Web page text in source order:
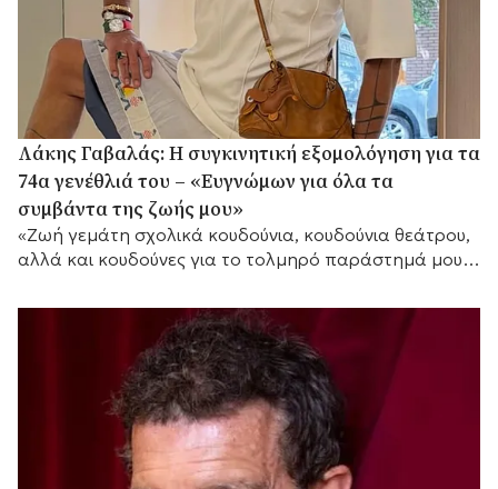
Λάκης Γαβαλάς: Η συγκινητική εξομολόγηση για τα
74α γενέθλιά του – «Ευγνώμων για όλα τα
συμβάντα της ζωής μου»
«Ζωή γεμάτη σχολικά κουδούνια, κουδούνια θεάτρου,
αλλά και κουδούνες για το τολμηρό παράστημά μου»,